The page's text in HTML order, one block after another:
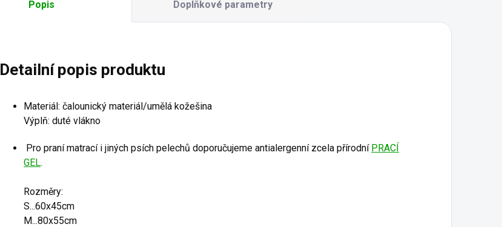
Popis Doplňkové parametry
Detailní popis produktu
Materiál: čalounický materiál/umělá kožešina
Výplň: duté vlákno
Pro praní matrací i jiných psích pelechů doporučujeme antialergenní zcela přírodní PRACÍ
GEL.
Rozměry:
S...60x45cm
M...80x55cm